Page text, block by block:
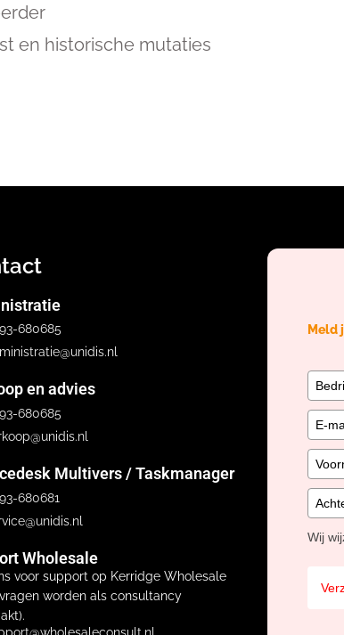
en historische mutaties
680685
en advies
680685
Multivers / Taskmanager
680681
Wholesale
voor support op Kerridge Wholesale
worden als consultancy
Meld
Wij